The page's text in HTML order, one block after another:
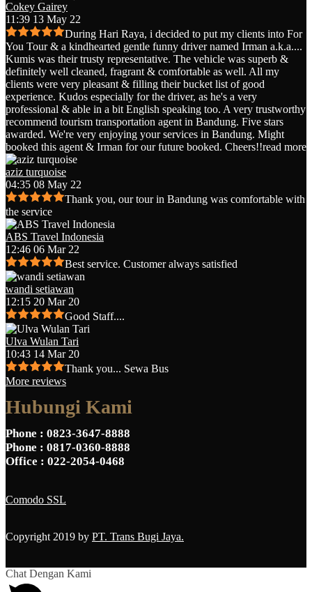
Cokey Gairey
11:39 13 May 22
During Hari Raya, i decided to put my clients into For
You Tour & a kindhearted gentle funny driver named Irman a.k.a....
Kumis was their trusty representative. The vehicle was superb &
definitely well cleaned, fragrant & comfortable as well. All my
clients were very pleasant & filling their bucket list of good
experience. Kudos especially for the driver, as he's a very
professional & able in a bit English speaking too. A very trustworthy
recommend tourism transportation agent in Bandung. Five stars
awarded. We're very enjoying your services in Bandung. Might
booked this agent & Irman for our future booked. Cheers!!read more
aziz turquoise
04:35 08 May 22
Thank you, our tour in Bandung was comfortable with
the service
ABS Travel Indonesia
12:46 06 Mar 22
Best service. Customer always satisfied
wandi setiawan
12:15 20 Mar 20
Good Staff....
Ulva Wulan Tari
10:43 14 Mar 20
Thank you... Sewa Bus
More reviews
Hubungi Kami
Phone : 0823-3647-8888
Phone : 0817-0360-8888
Office : 022-2054-0468
Comodo SSL
Copyright 2019 by PT. Trans Bugi Jaya.
Chat Dengan Kami